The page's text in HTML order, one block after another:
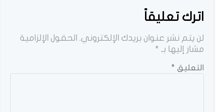
اترك تعليقاً
لن يتم نشر عنوان بريدك الإلكتروني. الحقول الإلزامية
مشار إليها بـ *
التعليق *